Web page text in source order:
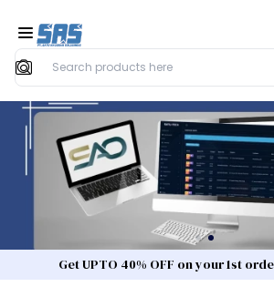
Search
Get UPTO 40% OFF on your 1st